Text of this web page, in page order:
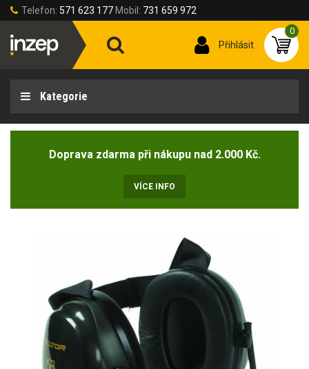
Telefon: 571 623 177 Mobil: 731 659 972
Přihlásit
0
Kategorie
Doprava zdarma při nákupu nad 2.000 Kč.
VÍCE INFO